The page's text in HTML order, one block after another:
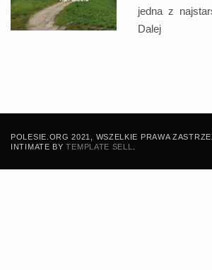
jedna z
Dalej
POLESIE.ORG 2021, WSZELKIE PRAWA
INTIMATE BYTEMPLATE SELL